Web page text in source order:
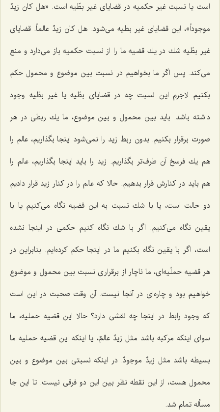
است یا نسبت غیر حكمیه در قضایاى غیر بطّیه است. «هل كان زیدٌ
موجوداً»، این قضایاى غیر بطیه مى‌شود. هل كان زیدٌ عالماً. قضایاى
غیر بطّیه شك در یك قضیه ما را از نسبت حكمیه باز مى‌دارد و منع
مى‌كند. پس اگر ما بخواهیم در نسبت بین موضوع و محمول حكم
بكنیم لاجرم این نسبت چه در قضایاى بطّیه یا غیر بطّیه وجود
داشته باشد. باید بین محمول و بین موضوع، ما یك ربطى در هر
صورت برقرار بكنیم. بدون ربط زید را نمى‌شود اینجا بگذاریم، عالم را
هم یك فرسخ آن طرف‌تر بگذاریم. زید را باید اینجا بگذاریم، عالم را
هم باید در كنارش قرار بدهیم. حالا كه عالم را در كنار زید قرار دادیم
دو حالت است، یا با شك نسبت به این قضیه نگاه مى‌كنیم یا با
یقین نگاه مى‌كنیم. اگر با شك نگاه كنیم حكمى در اینجا نشده
است، اگر با یقین نگاه بكنیم ما در اینجا حكم كرده‌ایم. بنابراین در
هر قضیه حملّیه‌اى، ما ناچار از برقرارى نسبت بین محمول و موضوع
خواهیم بود و چاره‌اى در آنجا نیست. آن وقت صحبت در این است
كه وجود رابط در اینجا چه نقشى دارد؟ حالا این قضیه حملیه، ما
سواى اینكه مركبه باشد مثل زیدٌ عالمٌ، یا اینكه این قضیه حملیه ما
بسیطه باشد مثل زیدٌ موجودٌ. در اینكه نسبتى بین موضوع و بین
محمول هست، از این نقطه نظر بین این دو فرقى نیست. تا این جا
مسأله تمام شد.